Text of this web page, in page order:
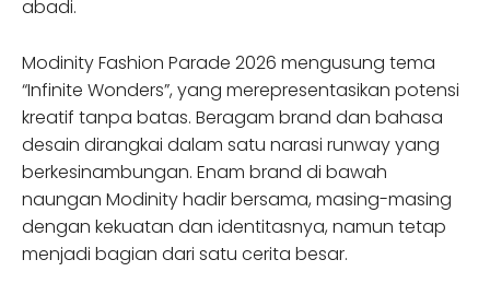
abadi.
Modinity Fashion Parade 2026 mengusung tema
“Infinite Wonders”, yang merepresentasikan potensi
kreatif tanpa batas. Beragam brand dan bahasa
desain dirangkai dalam satu narasi runway yang
berkesinambungan. Enam brand di bawah
naungan Modinity hadir bersama, masing-masing
dengan kekuatan dan identitasnya, namun tetap
menjadi bagian dari satu cerita besar.